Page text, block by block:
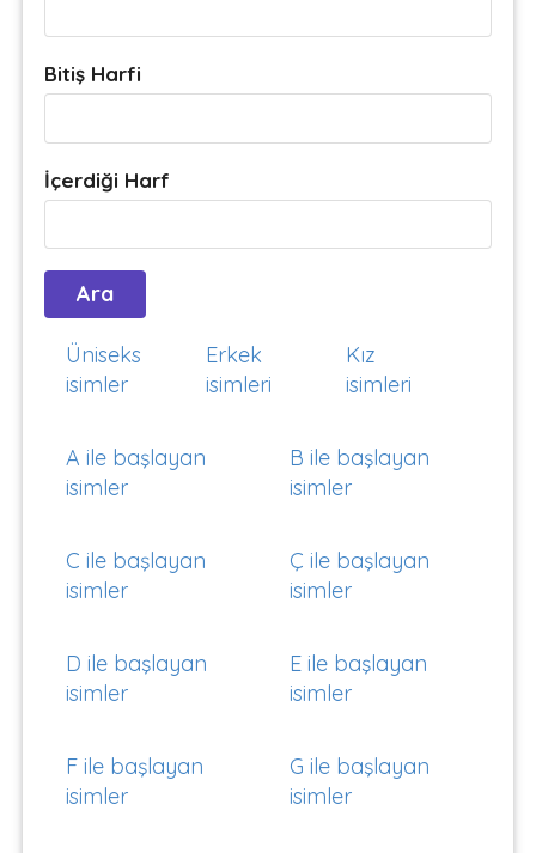
Bitiş Harfi
İçerdiği Harf
Üniseks
isimler
Erkek
isimleri
Kız
isimleri
A ile başlayan
isimler
B ile başlayan
isimler
C ile başlayan
isimler
Ç ile başlayan
isimler
D ile başlayan
isimler
E ile başlayan
isimler
F ile başlayan
isimler
G ile başlayan
isimler